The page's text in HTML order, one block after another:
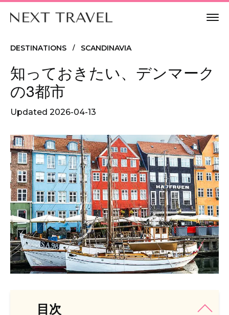
DESTINATIONS / SCANDINAVIA
知っておきたい、デンマーク
の3都市
Updated 2026-04-13
目次